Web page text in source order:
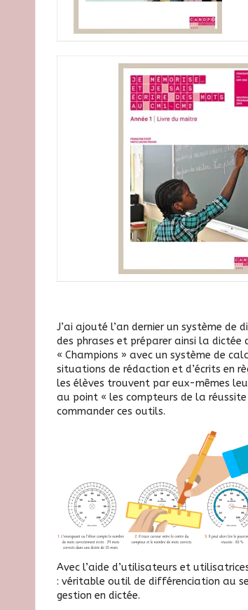
J’ai ajouté l’an dernier un système de
des phrases et préparer ainsi la dictée
« Champions » avec un système de
situations de rédaction et d’écrits en
les élèves trouvent par eux-mêmes
au point « les compteurs de la réussite
commander ces outils.
Avec l’aide d’utilisateurs et
: véritable outil de différenciation au
gestion en dictée.